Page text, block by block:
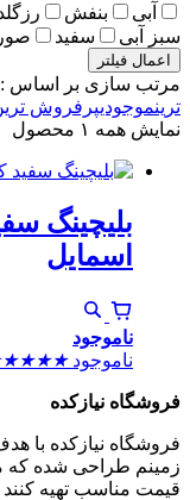
آبی
بنفش
سبز آبی
سفید
اعمال فیلتر
مرتب سازی بر اساس :
ترینموجودیپرفروش
نمایش همه ۱ محصول
بلیچینگ
اسمایل
ناموجود
ناموجود ★
★
★
★
فروشگاه نیازکده
فروشگاه نیازکده با
زمینم طراحی شده که
قیمت مناسب تهیه کنند